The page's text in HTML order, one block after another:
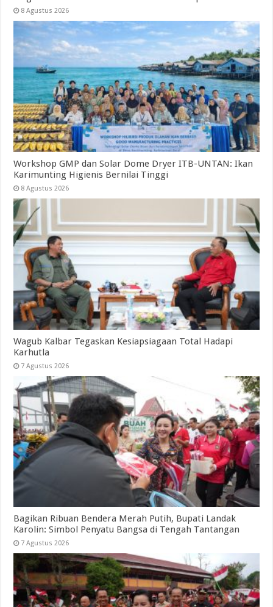
8 Agustus 2026
Workshop GMP dan Solar Dome Dryer ITB-UNTAN: Ikan
Karimunting Higienis Bernilai Tinggi
8 Agustus 2026
Wagub Kalbar Tegaskan Kesiapsiagaan Total Hadapi
Karhutla
7 Agustus 2026
Bagikan Ribuan Bendera Merah Putih, Bupati Landak
Karolin: Simbol Penyatu Bangsa di Tengah Tantangan
7 Agustus 2026